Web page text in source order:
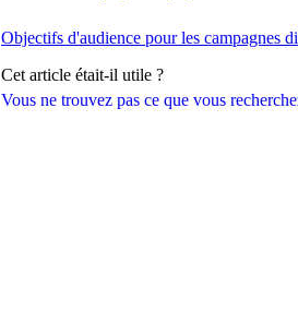
Vous ne trouvez pas ce que vous
Objectifs d'audience pour les campagnes
Cet article était-il utile ?